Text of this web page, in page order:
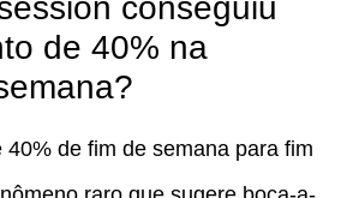
conseguiu
de 40% na
40% de fim de semana para fim